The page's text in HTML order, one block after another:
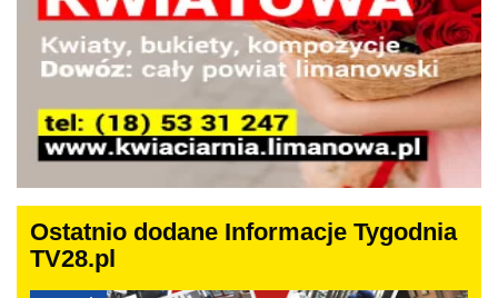
Ostatnio dodane Informacje Tygodnia
TV28.pl